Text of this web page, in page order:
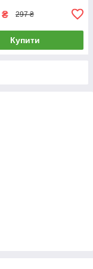
₴ 297 ₴
Купити